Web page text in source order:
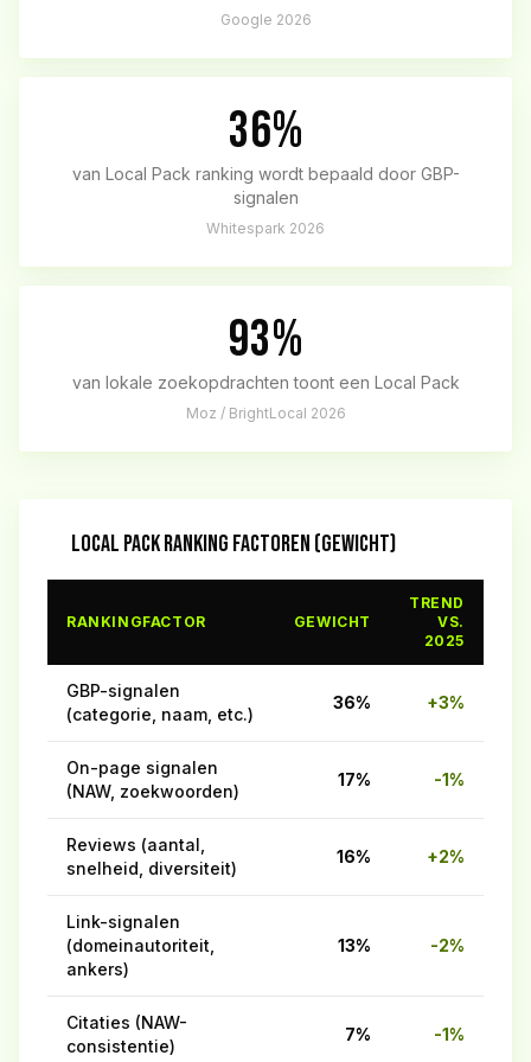
Google 2026
36%
van Local Pack ranking wordt bepaald door GBP-
signalen
Whitespark 2026
93%
van lokale zoekopdrachten toont een Local Pack
Moz / BrightLocal 2026
LOCAL PACK RANKING FACTOREN (GEWICHT)
RANKINGFACTOR GEWICHT
TREND
VS.
2025
GBP-signalen
(categorie, naam, etc.)
36% +3%
On-page signalen
(NAW, zoekwoorden)
17% -1%
Reviews (aantal,
snelheid, diversiteit)
16% +2%
Link-signalen
(domeinautoriteit,
ankers)
13% -2%
Citaties (NAW-
consistentie)
7% -1%